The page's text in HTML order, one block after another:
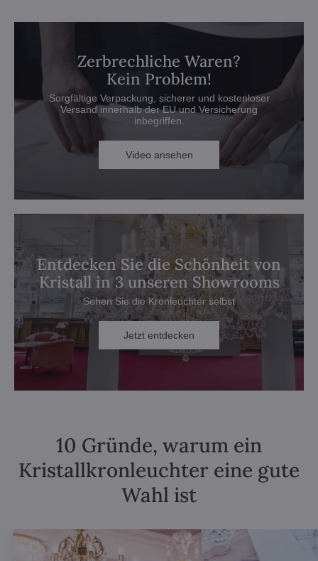
Zerbrechliche Waren?
Kein Problem!
Sorgfältige Verpackung, sicherer und kostenloser
Versand innerhalb der EU und Versicherung
inbegriffen.
Video ansehen
Entdecken Sie die Schönheit von
Kristall in 3 unseren Showrooms
Sehen Sie die Kronleuchter selbst
Jetzt entdecken
10 Gründe, warum ein
Kristallkronleuchter eine gute
Wahl ist